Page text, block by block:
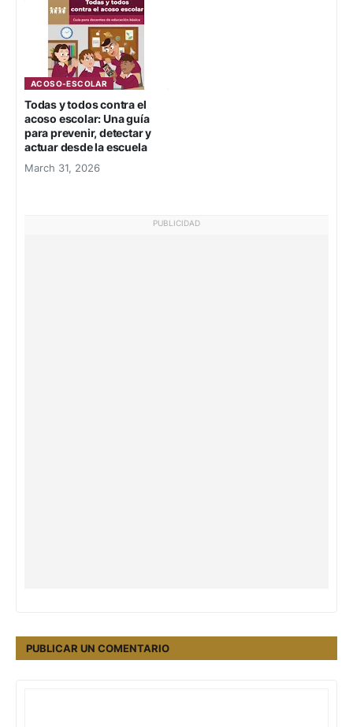
ACOSO-ESCOLAR
Todas y todos contra el
acoso escolar: Una guía
para prevenir, detectar y
actuar desde la escuela
March 31, 2026
PUBLICIDAD
PUBLICAR UN COMENTARIO